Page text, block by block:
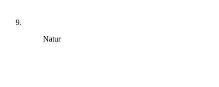
Natur